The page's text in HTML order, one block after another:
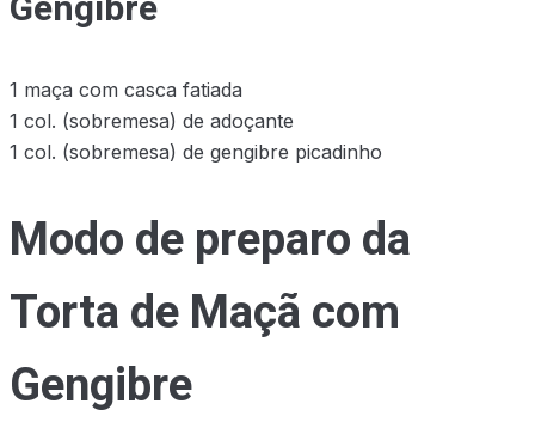
1 maça com casca fatiada
1 col. (sobremesa) de adoçante
1 col. (sobremesa) de gengibre picadinho
Modo de preparo da
Torta de Maçã com
Gengibre